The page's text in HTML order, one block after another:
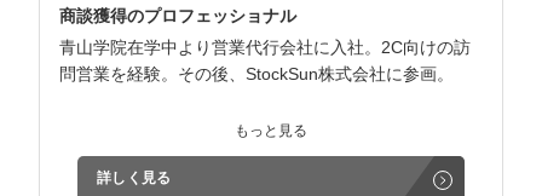
商談獲得のプロフェッショナル
青山学院在学中より営業代行会社に入社。2C向けの訪
問営業を経験。その後、StockSun株式会社に参画。
インサイドセールス立ち上げ、テレアポ部隊立ち上げな
ど営業支援を担当。
もっと見る
詳しく見る